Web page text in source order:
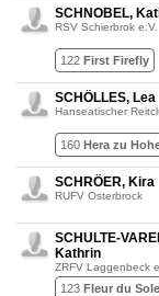
SCHNOBEL,
RSV Schierbrok e.V.
122 First Firefly
SCHÖLLES, Lea
Hanseatischer
160 Hera zu
SCHRÖER, Kira
RUFV Osterbrock
SCHULTE-
Kathrin
ZRFV Laggenbeck
123 Fleur du